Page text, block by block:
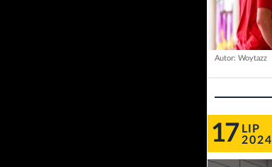
Autor: Woytazz
17 LIP
2024